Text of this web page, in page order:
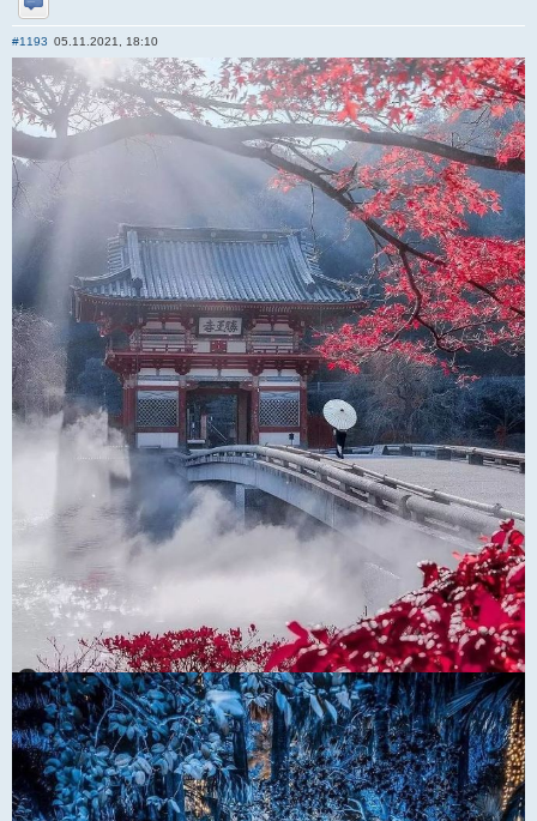
Отправить личное сообщение
#1193 05.11.2021, 18:10